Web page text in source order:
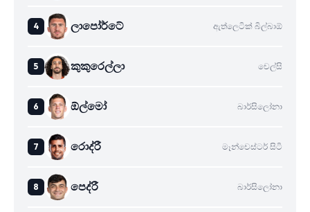
ලාපෝර්ටේ ඇත්ලෙටික් බිල්බාඕ
කුකුරෙල්ලා චෙල්සි
ඕල්මෝ බාර්සිලෝනා
රොද්රී මෑන්චෙස්ටර් සිටි
පෙද්රී බාර්සිලෝනා